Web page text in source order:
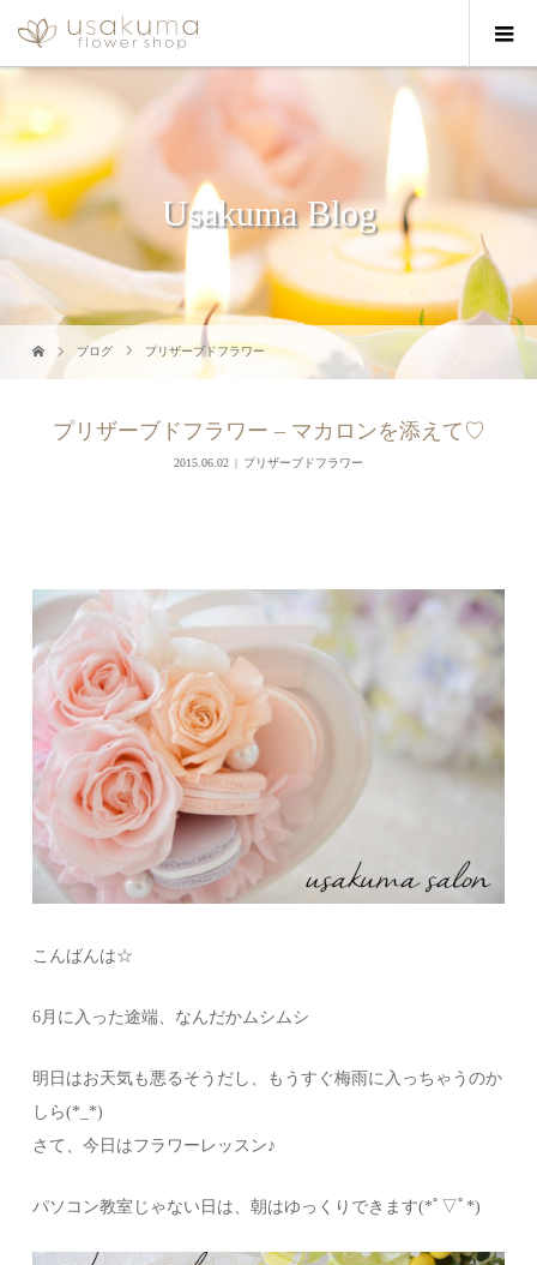
Usakuma Blog
ブログ プリザーブドフラワー
プリザーブドフラワー – マカロンを添えて♡
2015.06.02 プリザーブドフラワー
こんばんは☆
6月に入った途端、なんだかムシムシ
明日はお天気も悪るそうだし、もうすぐ梅雨に入っちゃうのか
しら(*_*)
さて、今日はフラワーレッスン♪
パソコン教室じゃない日は、朝はゆっくりできます(*ﾟ▽ﾟ*)